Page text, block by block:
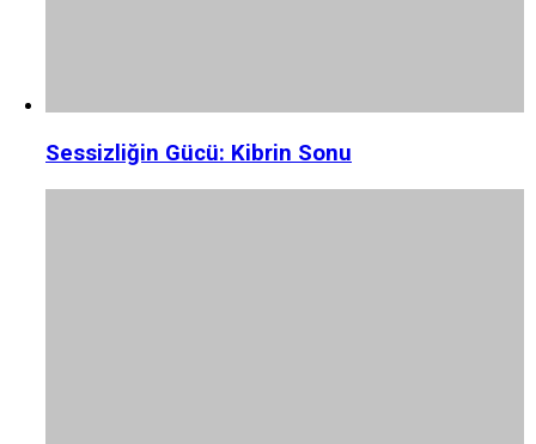
Sessizliğin Gücü: Kibrin Sonu